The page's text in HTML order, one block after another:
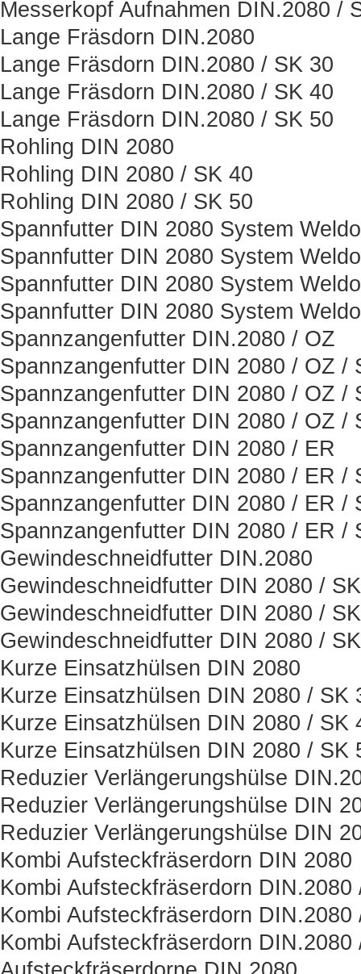
Messerkopf Aufnahmen DIN.2080 /
Lange Fräsdorn DIN.2080
Lange Fräsdorn DIN.2080 / SK 30
Lange Fräsdorn DIN.2080 / SK 40
Lange Fräsdorn DIN.2080 / SK 50
Rohling DIN 2080
Rohling DIN 2080 / SK 40
Rohling DIN 2080 / SK 50
Spannfutter DIN 2080 System
Spannfutter DIN 2080 System
Spannfutter DIN 2080 System
Spannfutter DIN 2080 System
Spannzangenfutter DIN.2080 / OZ
Spannzangenfutter DIN 2080 / OZ /
Spannzangenfutter DIN 2080 / OZ /
Spannzangenfutter DIN 2080 / OZ /
Spannzangenfutter DIN 2080 / ER
Spannzangenfutter DIN 2080 / ER /
Spannzangenfutter DIN 2080 / ER /
Spannzangenfutter DIN 2080 / ER /
Gewindeschneidfutter DIN.2080
Gewindeschneidfutter DIN 2080 /
Gewindeschneidfutter DIN 2080 /
Gewindeschneidfutter DIN 2080 /
Kurze Einsatzhülsen DIN 2080
Kurze Einsatzhülsen DIN 2080 / SK
Kurze Einsatzhülsen DIN 2080 / SK
Kurze Einsatzhülsen DIN 2080 / SK
Reduzier Verlängerungshülse
Reduzier Verlängerungshülse DIN
Reduzier Verlängerungshülse DIN
Kombi Aufsteckfräserdorn DIN 2080
Kombi Aufsteckfräserdorn DIN.2080
Kombi Aufsteckfräserdorn DIN.2080
Kombi Aufsteckfräserdorn DIN.2080